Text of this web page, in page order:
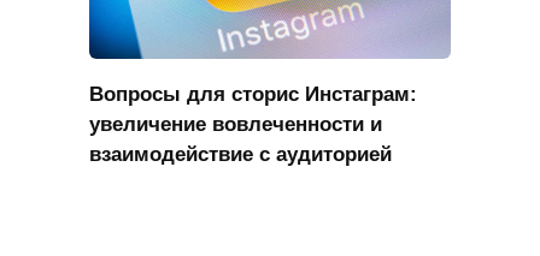
Вопросы для сторис Инстаграм:
увеличение вовлеченности и
взаимодействие с аудиторией